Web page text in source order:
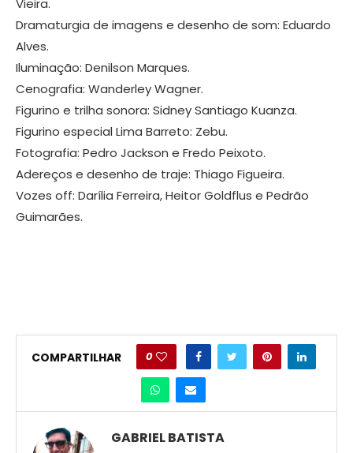
Vieira.
Dramaturgia de imagens e desenho de som: Eduardo
Alves.
Iluminação: Denilson Marques.
Cenografia: Wanderley Wagner.
Figurino e trilha sonora: Sidney Santiago Kuanza.
Figurino especial Lima Barreto: Zebu.
Fotografia: Pedro Jackson e Fredo Peixoto.
Adereços e desenho de traje: Thiago Figueira.
Vozes off: Darília Ferreira, Heitor Goldflus e Pedrão
Guimarães.
COMPARTILHAR 0
GABRIEL BATISTA